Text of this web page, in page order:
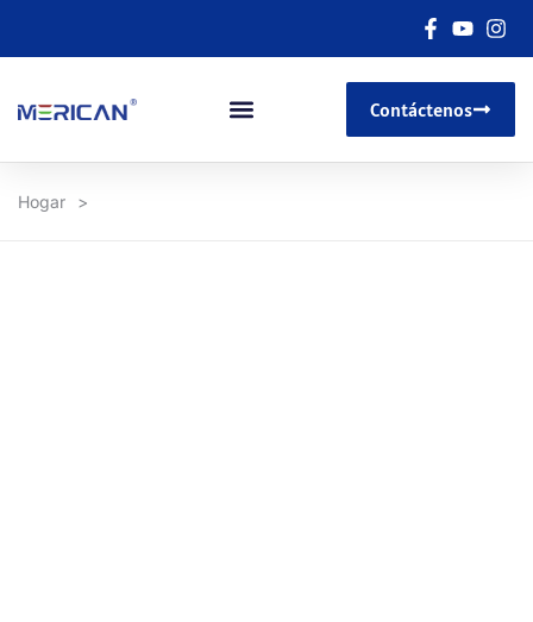
Contáctenos
Hogar >